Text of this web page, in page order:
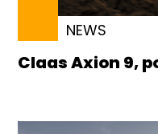
NEWS
Claas Axion 9,